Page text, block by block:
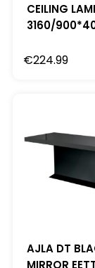
CEILING
3160/
€224.99
AJLA DT
MIRROR